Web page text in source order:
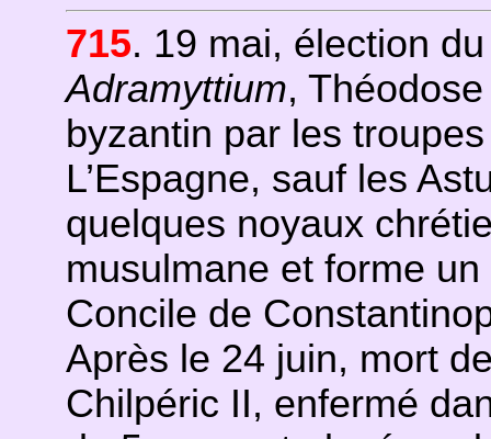
715. 19 mai, élection
Adramyttium,
byzantin par les
L’Espagne, sauf les
quelques noyaux
musulmane et forme
Concile de
Après le 24 juin, mort
Chilpéric II, enfermé